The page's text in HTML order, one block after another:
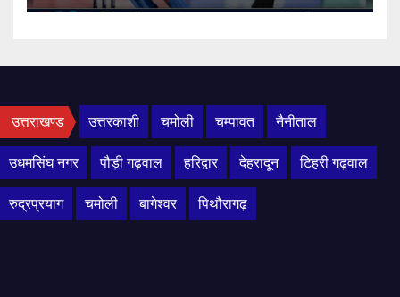
उत्तराखण्ड उत्तरकाशी चमोली चम्पावत नैनीताल
उधमसिंघ नगर पौड़ी गढ़वाल हरिद्वार देहरादून टिहरी गढ़वाल
रुद्रप्रयाग चमोली बागेश्वर पिथौरागढ़